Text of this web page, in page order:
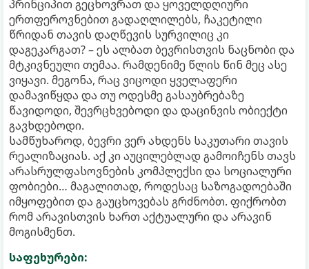
პრინციპით გეცხოვრათ და ყოველდღიური
ერთფეროვნებით გადაღლილებს, ჩაკეტილი
წრიდან თავის დაღწევის სურვილიც კი
დაგეკარგათ? – ეს ალბათ ბევრისთვის ნაცნობი და
მტკივნეული თემაა. რამდენიმე წლის წინ მეც ასე
ვიყავი. მეგონა, რაც ვიცოდი ყველაფერი
დამავიწყდა და თუ ოდესმე გასაუბრებაზე
წავიდოდი, შევრცხვებოდი და დაცინვის ობიექტი
გავხდებოდი.
სამწუხაროდ, ბევრი ვერ ახდენს საკუთარი თავის
რეალიზაციას. აქ კი აუცილებლად გამოიჩენს თავს
არასრულფასოვნების კომპლექსი და სოციალური
ფობიები… მაგალითად, როდესაც საზოგადოებაში
იმყოფებით და გაუცხოვებას გრძნობთ. ფიქრობთ
რომ არავისთვის ხართ აქტუალური და არავინ
მოგისმენთ.
საფეხურები: